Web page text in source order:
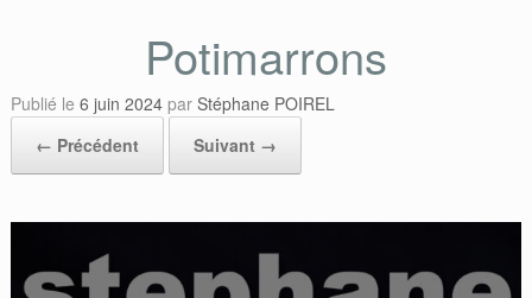
Potimarrons
Publié le 6 juin 2024 par Stéphane POIREL
← Précédent
Suivant →